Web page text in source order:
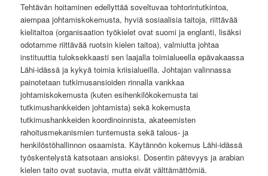
Tehtävän hoitaminen edellyttää soveltuvaa tohtorintutkintoa,
aiempaa johtamiskokemusta, hyviä sosiaalisia taitoja, riittävää
kielitaitoa (organisaation työkielet ovat suomi ja englanti, lisäksi
odotamme riittävää ruotsin kielen taitoa), valmiutta johtaa
instituuttia tuloksekkaasti sen laajalla toimialueella epävakaassa
Lähi-idässä ja kykyä toimia kriisialueilla. Johtajan valinnassa
painotetaan tutkimusansioiden rinnalla vankkaa
johtamiskokemusta (kuten esihenkilökokemusta tai
tutkimushankkeiden johtamista) sekä kokemusta
tutkimushankkeiden koordinoinnista, akateemisten
rahoitusmekanismien tuntemusta sekä talous- ja
henkilöstöhallinnon osaamista. Käytännön kokemus Lähi-idässä
työskentelystä katsotaan ansioksi. Dosentin pätevyys ja arabian
kielen taito ovat suotavia, mutta eivät välttämättömiä.